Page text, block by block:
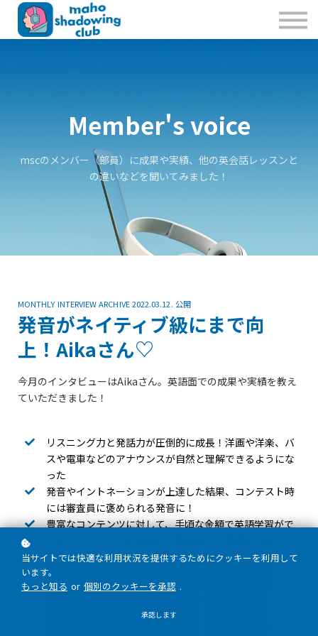
私たちのこと
お問合せ
Member's voice
mscのメンバー（部員）に成果や実績、他の英会話レッスンと
の違いなどを聞いてみました！
MONTHLY INTERVIEW ARCHIVE 2022.03.12. 公開
発音がネイティブ級にまで向
上！Aikaさん♡
今月のインタビューはAikaさん。英語面での成果や実績を教え
ていただきました！
リスニング力と発話力が圧倒的に成長！洋画や洋楽、バ
スや電車などのアナウンスが自然と理解できるようにな
った
発音やイントネーションが上達した結果、コンテスト時
には審査員に褒められる発音に！
豊富なコンテンツに対して、手頃な金額で英語学習がで
当サイトでは快適な利用状況を提供するためにクッキーを利用して
います。
もっと知る or 個別のクッキーを承認 .
承認します